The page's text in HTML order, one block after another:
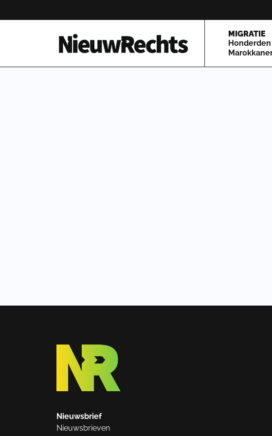
Homepage van NieuwRechts
MIGRATIE
Nieuwsbrief
Nieuwsbrieven